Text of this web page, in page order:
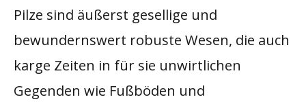
Pilze sind äußerst gesellige und
bewundernswert robuste Wesen, die auch
karge Zeiten in für sie unwirtlichen
Gegenden wie Fußböden und